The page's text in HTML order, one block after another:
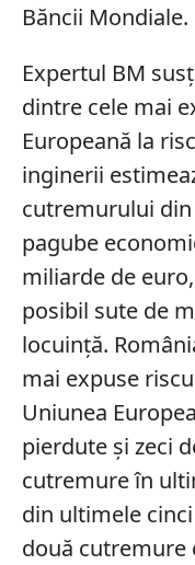
Băncii Mondiale.
Expertul BM
dintre cele mai
Europeană la
inginerii
cutremurului din
pagube
miliarde de
posibil sute de
locuinţă.
mai expuse
Uniunea
pierdute şi zeci
cutremure în
din ultimele
două cutremure